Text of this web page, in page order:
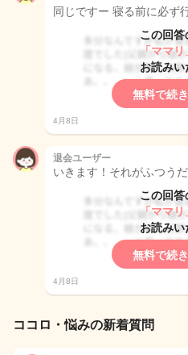
同じですー 寝る前に必ず
この回
「ママリ
お読みい
無料で続
4月8日
退会ユーザー
いきます！それがふつう
この回
「ママリ
お読みい
無料で続
4月8日
ココロ・悩みの新着質問